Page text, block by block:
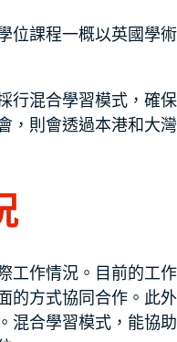
位課程一概以英國學
行混合學習模式，確
，則會透過本港和大
工作情況。目前的工
方式協同合作。此外
混合學習模式，能協